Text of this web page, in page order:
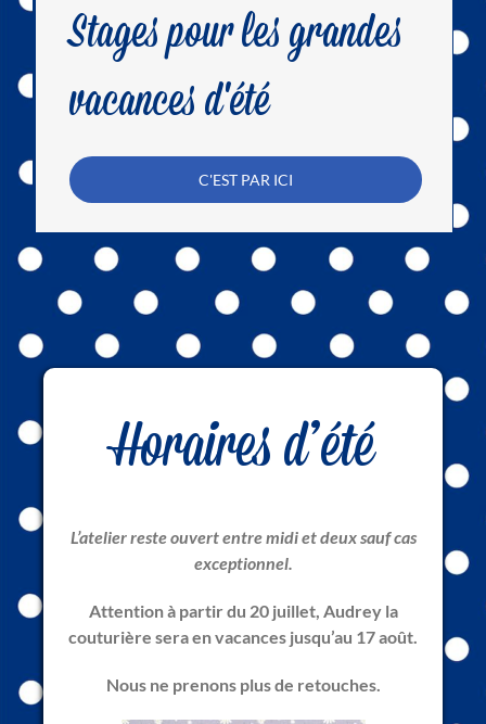
Stages pour les grandes
vacances d'été
C'EST PAR ICI
Horaires d’été
L’atelier reste ouvert entre midi et deux sauf cas
exceptionnel.
Attention à partir du 20 juillet, Audrey la
couturière sera en vacances jusqu’au 17 août.
Nous ne prenons plus de retouches.